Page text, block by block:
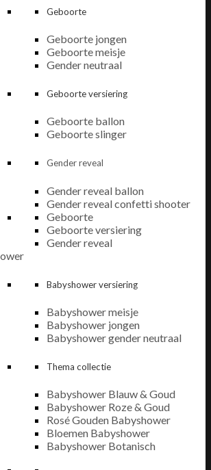
Geboorte
Geboorte jongen
Geboorte meisje
Gender neutraal
Geboorte versiering
Geboorte ballon
Geboorte slinger
Gender reveal
Gender reveal ballon
Gender reveal confetti shooter
Geboorte
Geboorte versiering
Gender reveal
Babyshower versiering
Babyshower meisje
Babyshower jongen
Babyshower gender neutraal
Thema collectie
Babyshower Blauw & Goud
Babyshower Roze & Goud
Rosé Gouden Babyshower
Bloemen Babyshower
Babyshower Botanisch